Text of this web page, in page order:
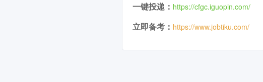
一键投递： https://cfgc.iguopin.com/
立即备考： https://www.jobtiku.com/